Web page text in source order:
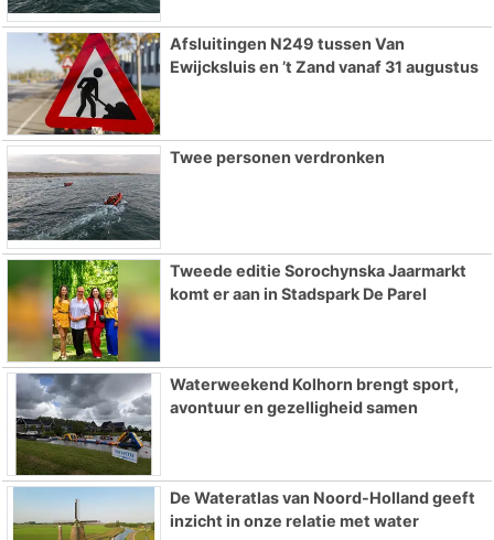
Afsluitingen N249 tussen Van
Ewijcksluis en ’t Zand vanaf 31 augustus
Twee personen verdronken
Tweede editie Sorochynska Jaarmarkt
komt er aan in Stadspark De Parel
Waterweekend Kolhorn brengt sport,
avontuur en gezelligheid samen
De Wateratlas van Noord-Holland geeft
inzicht in onze relatie met water